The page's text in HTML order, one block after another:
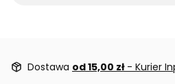
Dostawa od 15,00 zł - Kurier